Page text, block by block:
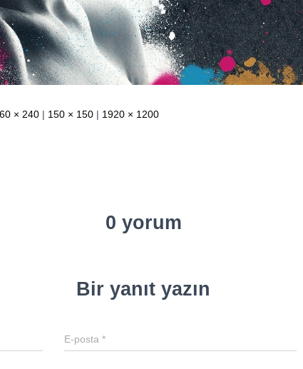
× 240 | 150 × 150 | 1920 × 1200
0 yorum
Bir yanıt yazın
E-posta*